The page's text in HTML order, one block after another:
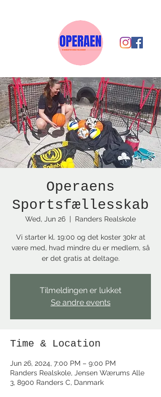
Operaens
Sportsfællesskab
Wed, Jun 26
  |
Randers Realskole
Vi starter kl. 19:00 og det koster 30kr at
være med, hvad mindre du er medlem, så
Tilmeldingen er lukket
Se andre events
Time & Location
Jun 26, 2024, 7:00 PM – 9:00 PM
Randers Realskole, Jensen Wærums Alle
3, 8900 Randers C, Danmark